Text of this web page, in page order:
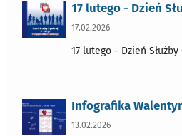
17 lutego - Dzień
17.02.2026
17 lutego - Dzień Służby
Infografika
13.02.2026